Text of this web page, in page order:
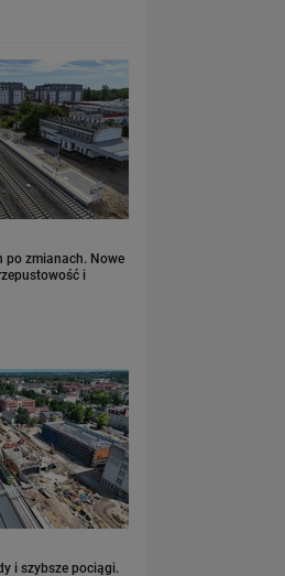
po zmianach. Nowe
i
i szybsze pociągi.